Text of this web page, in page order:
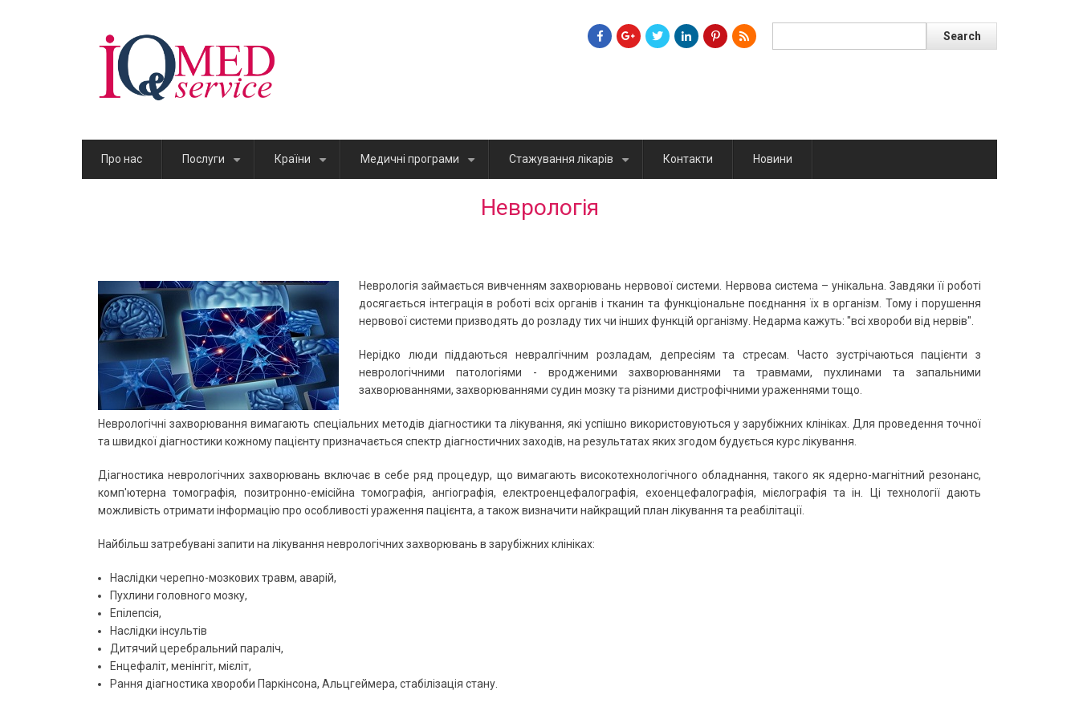
Поиск
Про нас Послуги Країни Медичні програми Стажування лікарів Контакти Новини
Неврологія
Неврологія займається вивченням захворювань нервової системи. Нервова система – унікальна. Завдяки її роботі
досягається інтеграція в роботі всіх органів і тканин та функціональне поєднання їх в організм. Тому і порушення
нервової системи призводять до розладу тих чи інших функцій організму. Недарма кажуть: "всі хвороби від нервів".
Нерідко люди піддаються невралгічним розладам, депресіям та стресам. Часто зустрічаються пацієнти з
неврологічними патологіями - вродженими захворюваннями та травмами, пухлинами та запальними
захворюваннями, захворюваннями судин мозку та різними дистрофічними ураженнями тощо.
Неврологічні захворювання вимагають спеціальних методів діагностики та лікування, які успішно використовуються у зарубіжних клініках. Для проведення точної
та швидкої діагностики кожному пацієнту призначається спектр діагностичних заходів, на результатах яких згодом будується курс лікування.
Діагностика неврологічних захворювань включає в себе ряд процедур, що вимагають високотехнологічного обладнання, такого як ядерно-магнітний резонанс,
комп'ютерна томографія, позитронно-емісійна томографія, ангіографія, електроенцефалографія, ехоенцефалографія, мієлографія та ін. Ці технології дають
можливість отримати інформацію про особливості ураження пацієнта, а також визначити найкращий план лікування та реабілітації.
Найбільш затребувані запити на лікування неврологічних захворювань в зарубіжних клініках:
Наслідки черепно-мозкових травм, аварій,
Пухлини головного мозку,
Епілепсія,
Наслідки інсультів
Дитячий церебральний параліч,
Енцефаліт, менінгіт, мієліт,
Рання діагностика хвороби Паркінсона, Альцгеймера, стабілізація стану.